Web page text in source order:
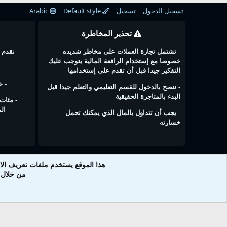
تسجيل الدخول تسجيل Arabic
تحذير المخاطرة
- تشتمل تجارة العملات على مخاطر شديده
خصوصا مع إستخدام الرافعة المالية يتوجب عليك
التفكير جيدا قبل أن تقدم على إستخدامها
- ننصح بالدخول للقسم التعليمي والتعلم جيدا قبل
البدء بالمتاجرة الحقيقية
- يجب أن تتداول بالمال الذي يمكنك تحمل
خسارته
-
- مئات
هذا الموقع يستخدم ملفات تعريف
من خلال